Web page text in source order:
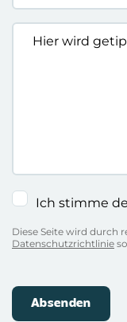
wird
Einwilligung
Ich stimme
Diese Seite wird durch
Datenschutzrichtlinie